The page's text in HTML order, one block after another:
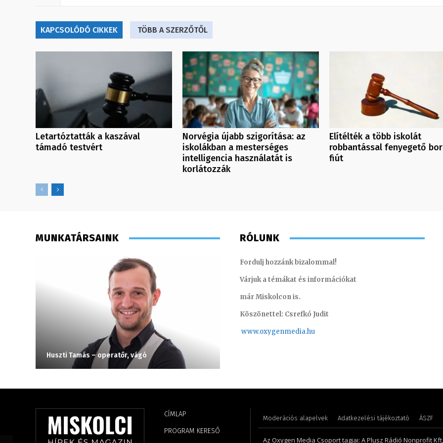
KAPCSOLÓDÓ CIKKEK TÖBB A SZERZŐTŐL
Letartóztatták a kaszával
támadó testvért
Norvégia újabb szigorítása: az
iskolákban a mesterséges
intelligencia használatát is
korlátozzák
Elítélték a több iskolát
robbantással fenyegető
fiút
MUNKATÁRSAINK
Huszti Tamás – operatőr, vágó
RÓLUNK
Fordulj hozzánk bizalommal!
Várjuk a témákat és információkat
már Miskolcon is.
Köszönettel: Csrefkó Judit
www.oxygenmedia.hu
CÍMLAP
PROGRAM KERESŐ
Moderációs alapelvek Adatkezelési tájékoztató ÁSZF
Az Oxygen Media Csoport tagjai: A Plusz Rádió Nonprofit